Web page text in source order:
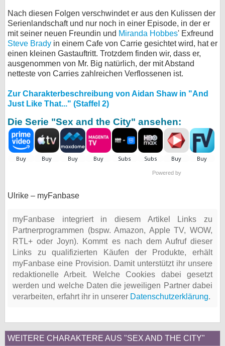
Nach diesen Folgen verschwindet er aus den Kulissen der
Serienlandschaft und nur noch in einer Episode, in der er
mit seiner neuen Freundin und Miranda Hobbes' Exfreund
Steve Brady in einem Cafe von Carrie gesichtet wird, hat er
einen kleinen Gastauftritt. Trotzdem finden wir, dass er,
ausgenommen von Mr. Big natürlich, der mit Abstand
netteste von Carries zahlreichen Verflossenen ist.
Zur Charakterbeschreibung von Aidan Shaw in "And
Just Like That..." (Staffel 2)
Die Serie "Sex and the City" ansehen:
Powered by
Ulrike – myFanbase
myFanbase integriert in diesem Artikel Links zu
Partnerprogrammen (bspw. Amazon, Apple TV, WOW,
RTL+ oder Joyn). Kommt es nach dem Aufruf dieser
Links zu qualifizierten Käufen der Produkte, erhält
myFanbase eine Provision. Damit unterstützt ihr unsere
redaktionelle Arbeit. Welche Cookies dabei gesetzt
werden und welche Daten die jeweiligen Partner dabei
verarbeiten, erfahrt ihr in unserer Datenschutzerklärung.
WEITERE CHARAKTERE AUS "SEX AND THE CITY"